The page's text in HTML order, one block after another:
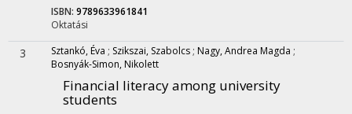
ISBN: 9789633961841
Oktatási
3 Sztankó, Éva ; Szikszai, Szabolcs ; Nagy, Andrea Magda ;
Bosnyák-Simon, Nikolett
Financial literacy among university
students